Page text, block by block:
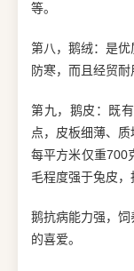
等。
第八，鹅绒：是
防寒，而且经贸耐
第九，鹅皮：既
点，皮板细薄、质
每平方米仅重700
毛程度强于兔皮，
鹅抗病能力强，
的喜爱。